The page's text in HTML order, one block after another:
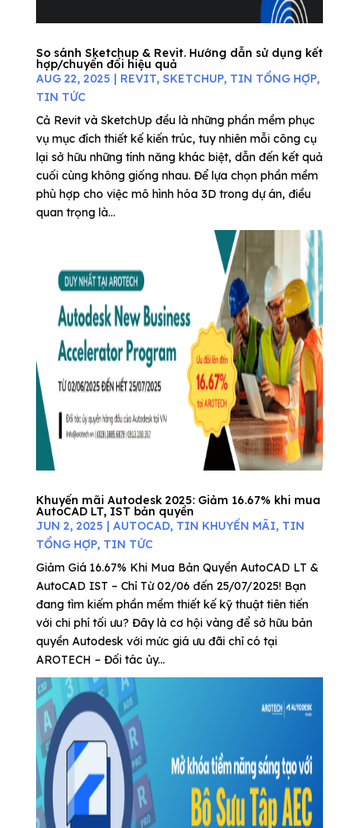
So sánh Sketchup & Revit. Hướng dẫn sử dụng kết
hợp/chuyển đổi hiệu quả
AUG 22, 2025 | REVIT, SKETCHUP, TIN TỔNG HỢP,
TIN TỨC
Cả Revit và SketchUp đều là những phần mềm phục
vụ mục đích thiết kế kiến trúc, tuy nhiên mỗi công cụ
lại sở hữu những tính năng khác biệt, dẫn đến kết quả
cuối cùng không giống nhau. Để lựa chọn phần mềm
phù hợp cho việc mô hình hóa 3D trong dự án, điều
quan trọng là...
Khuyến mãi Autodesk 2025: Giảm 16.67% khi mua
AutoCAD LT, IST bản quyền
JUN 2, 2025 | AUTOCAD, TIN KHUYẾN MÃI, TIN
TỔNG HỢP, TIN TỨC
Giảm Giá 16.67% Khi Mua Bản Quyền AutoCAD LT &
AutoCAD IST – Chỉ Từ 02/06 đến 25/07/2025! Bạn
đang tìm kiếm phần mềm thiết kế kỹ thuật tiên tiến
với chi phí tối ưu? Đây là cơ hội vàng để sở hữu bản
quyền Autodesk với mức giá ưu đãi chỉ có tại
AROTECH – Đối tác ủy...